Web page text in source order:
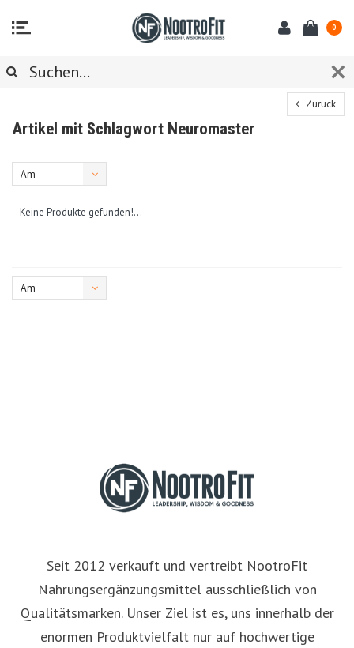
0
Zurück
Artikel mit Schlagwort Neuromaster
Am
Keine Produkte gefunden!...
Am
Seit 2012 verkauft und vertreibt NootroFit
Nahrungsergänzungsmittel ausschließlich von
Qualitätsmarken. Unser Ziel ist es, uns innerhalb der
enormen Produktvielfalt nur auf hochwertige